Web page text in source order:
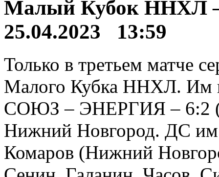
Малый Кубок ННХЛ
25.04.2023 13:59
Только в третьем матче
Малого Кубка ННХЛ. Им
СОЮЗ – ЭНЕРГИЯ – 6:2
Нижний Новгород. ДС
Комаров (Нижний